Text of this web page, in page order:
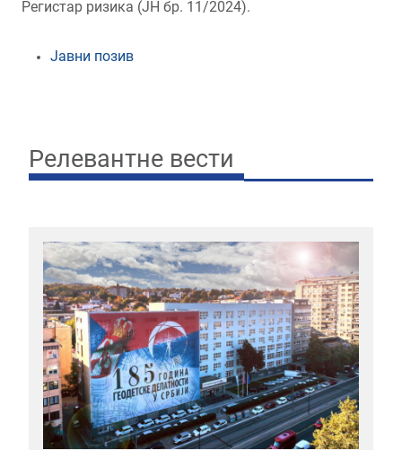
Регистар ризика (ЈН бр. 11/2024).
Јавни позив
Релевантне вести